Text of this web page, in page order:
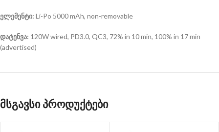
ელემენტი: Li-Po 5000 mAh, non-removable
დატენვა: 120W wired, PD3.0, QC3, 72% in 10 min, 100% in 17 min
(advertised)
მსგავსი პროდუქტები